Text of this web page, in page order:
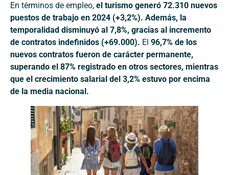
En términos de empleo, el turismo generó 72.310 nuevos
puestos de trabajo en 2024 (+3,2%). Además, la
temporalidad disminuyó al 7,8%, gracias al incremento
de contratos indefinidos (+69.000). El 96,7% de los
nuevos contratos fueron de carácter permanente,
superando el 87% registrado en otros sectores, mientras
que el crecimiento salarial del 3,2% estuvo por encima
de la media nacional.